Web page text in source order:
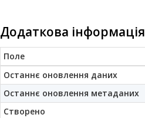
Додаткова інформація
Поле
Останнє оновлення даних
Останнє оновлення метаданих
Створено